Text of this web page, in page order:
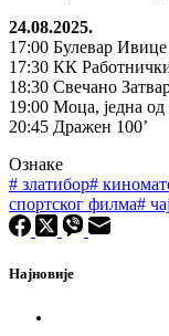
24.08.2025.
17:00 Булевар
17:30 КК
18:30 Свечано
19:00 Моца, једна
20:45 Дражен 100’
Ознаке
# златибор#
спортског филма#
Најновије